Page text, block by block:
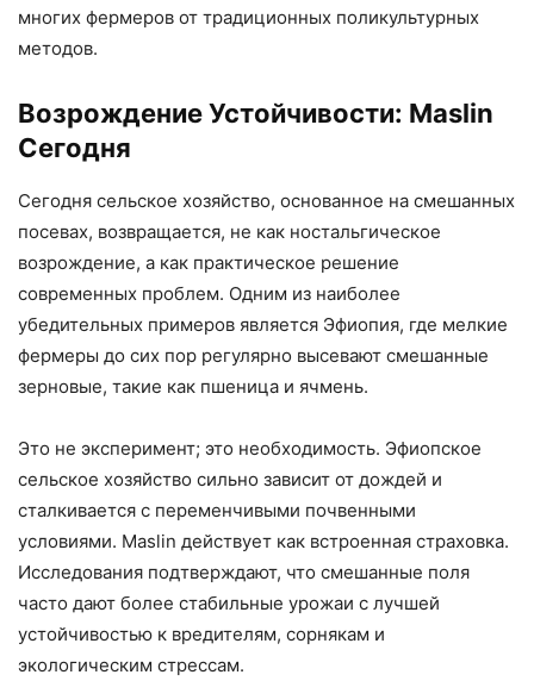
многих фермеров от традиционных поликультурных
методов.
Возрождение Устойчивости: Maslin
Сегодня
Сегодня сельское хозяйство, основанное на смешанных
посевах, возвращается, не как ностальгическое
возрождение, а как практическое решение
современных проблем. Одним из наиболее
убедительных примеров является Эфиопия, где мелкие
фермеры до сих пор регулярно высевают смешанные
зерновые, такие как пшеница и ячмень.
Это не эксперимент; это необходимость. Эфиопское
сельское хозяйство сильно зависит от дождей и
сталкивается с переменчивыми почвенными
условиями. Maslin действует как встроенная страховка.
Исследования подтверждают, что смешанные поля
часто дают более стабильные урожаи с лучшей
устойчивостью к вредителям, сорнякам и
экологическим стрессам.